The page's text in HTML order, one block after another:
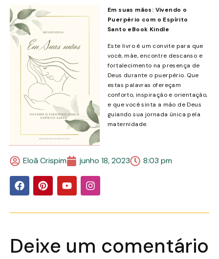
Em suas mãos: Vivendo o
Puerpério com o Espírito
Santo eBook Kindle
Este livro é um convite para que
você, mãe, encontre descanso e
fortalecimento na presença de
Deus durante o puerpério. Que
estas palavras ofereçam
conforto, inspiração e orientação,
e que você sinta a mão de Deus
guiando sua jornada única pela
maternidade.
Eloã Crispim junho 18, 2023 8:03 pm
Deixe um comentário